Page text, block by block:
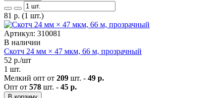
81 р. (1 шт.)
Артикул: 310081
В наличии
Скотч 24 мм × 47 мкм, 66 м, прозрачный
52 р./шт
1 шт.
Мелкий опт от 209 шт. - 49 р.
Опт от 578 шт. - 45 р.